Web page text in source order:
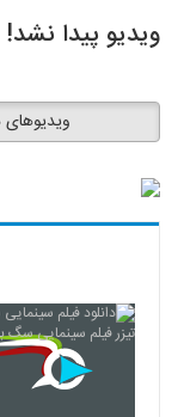
ویدیو پیدا نشد!
ویدیوهای